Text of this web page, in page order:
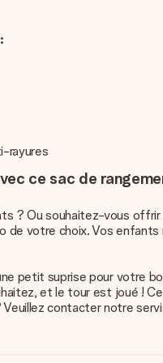
rayures
ce sac de
? Ou souhaitez-vous
votre choix. Vos
petit suprise pour
et le tour est joué !
contacter notre